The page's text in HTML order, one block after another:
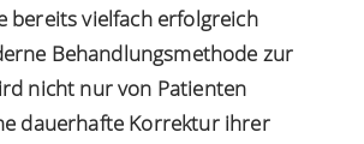
bereits vielfach erfolgreich
Behandlungsmethode zur
nicht nur von Patienten
dauerhafte Korrektur ihrer